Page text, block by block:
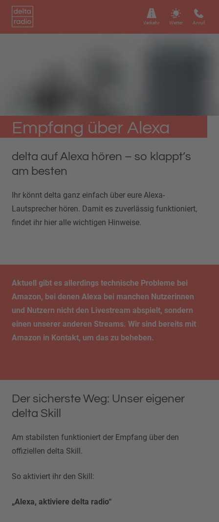
Verkehr Wetter Anruf
Empfang über Alexa
delta auf Alexa hören – so klappt’s
am besten
Ihr könnt delta ganz einfach über eure Alexa-
Lautsprecher hören. Damit es zuverlässig funktioniert,
findet ihr hier alle wichtigen Hinweise.
Aktuell gibt es allerdings technische Probleme bei
Amazon, bei denen Alexa bei manchen Nutzerinnen
und Nutzern nicht den Livestream abspielt, sondern
einen unserer anderen Streams. Wir sind bereits mit
Amazon in Kontakt, um das zu beheben.
Der sicherste Weg: Unser eigener
delta Skill
Am stabilsten funktioniert der Empfang über den
offiziellen delta Skill.
So aktiviert ihr den Skill:
„Alexa, aktiviere delta radio“